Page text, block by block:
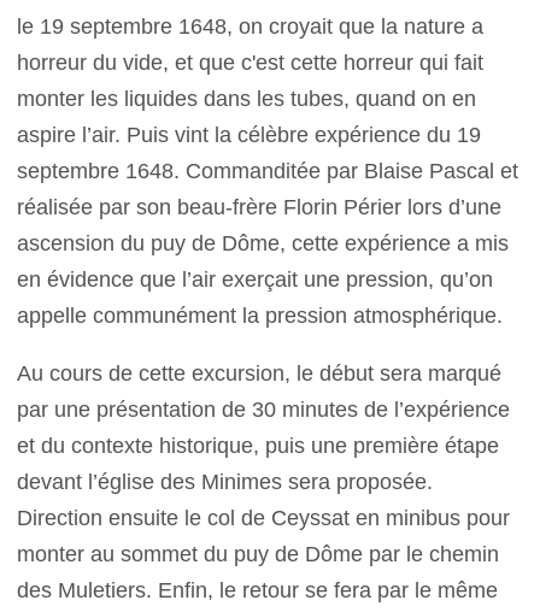
le 19 septembre 1648, on croyait que la nature a
horreur du vide, et que c'est cette horreur qui fait
monter les liquides dans les tubes, quand on en
aspire l’air. Puis vint la célèbre expérience du 19
septembre 1648. Commanditée par Blaise Pascal et
réalisée par son beau-frère Florin Périer lors d’une
ascension du puy de Dôme, cette expérience a mis
en évidence que l’air exerçait une pression, qu’on
appelle communément la pression atmosphérique.
Au cours de cette excursion, le début sera marqué
par une présentation de 30 minutes de l’expérience
et du contexte historique, puis une première étape
devant l’église des Minimes sera proposée.
Direction ensuite le col de Ceyssat en minibus pour
monter au sommet du puy de Dôme par le chemin
des Muletiers. Enfin, le retour se fera par le même